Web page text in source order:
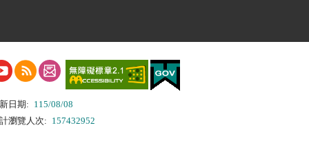
日期: 115/08/08
瀏覽人次:
157432952